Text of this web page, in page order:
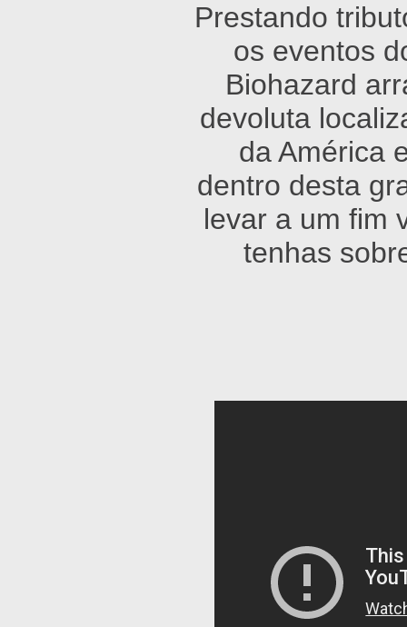
Prestando
os eventos
Biohazard
devoluta
da América
dentro desta
levar a um fim
tenhas